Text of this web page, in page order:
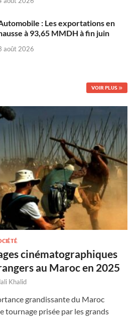
: Les exportations en
à 93,65 MMDH à fin juin
août 2026
VOIR PLUS
cinématographiques
au Maroc en 2025
Khalid
grandissante du Maroc
tournage prisée par les grands